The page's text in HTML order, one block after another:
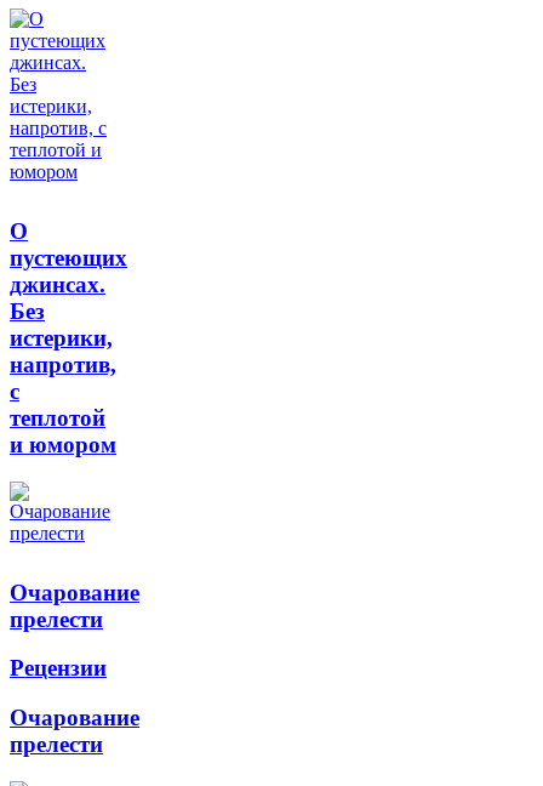
О
пустеющих
джинсах.
Без
истерики,
напротив,
с
теплотой
и юмором
Очарование
прелести
Рецензии
Очарование
прелести